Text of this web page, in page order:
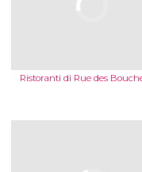
Ristoranti di Rue des